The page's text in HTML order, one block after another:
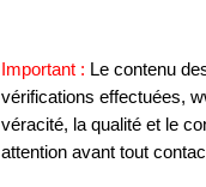
Important : Le contenu
vérifications effectuées,
véracité, la qualité et le
attention avant tout